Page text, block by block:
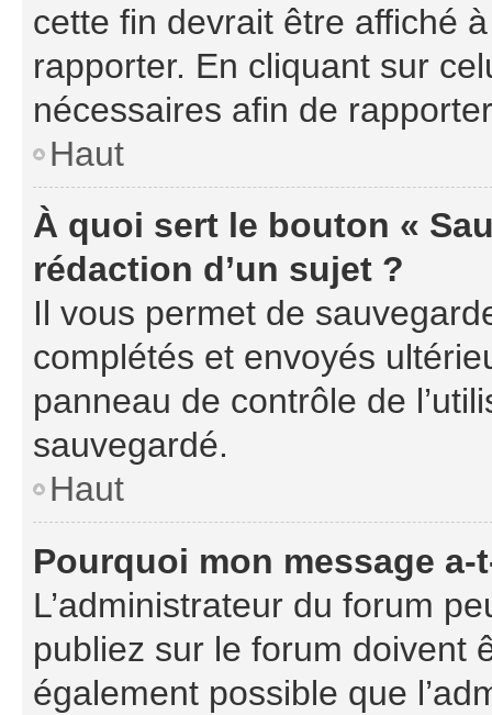
cette fin devrait être affiché
rapporter. En cliquant sur
nécessaires afin de
Haut
À quoi sert le bouton «
rédaction d’un sujet ?
Il vous permet de
complétés et envoyés
panneau de contrôle de
sauvegardé.
Haut
Pourquoi mon message
L’administrateur du forum
publiez sur le forum doivent
également possible que